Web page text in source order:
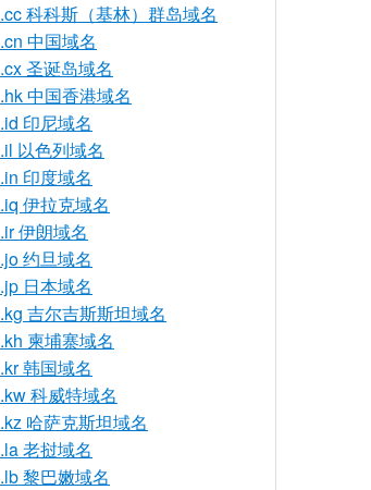
.cc 科科斯（基林）群岛域名
.cn 中国域名
.cx 圣诞岛域名
.hk 中国香港域名
.id 印尼域名
.il 以色列域名
.in 印度域名
.iq 伊拉克域名
.ir 伊朗域名
.jo 约旦域名
.jp 日本域名
.kg 吉尔吉斯斯坦域名
.kh 柬埔寨域名
.kr 韩国域名
.kw 科威特域名
.kz 哈萨克斯坦域名
.la 老挝域名
.lb 黎巴嫩域名